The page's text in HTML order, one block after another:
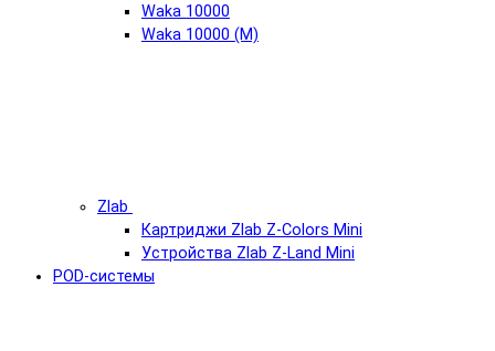
Waka 10000
Waka 10000 (М)
Zlab
Картриджи Zlab Z-Colors Mini
Устройства Zlab Z-Land Mini
POD-системы